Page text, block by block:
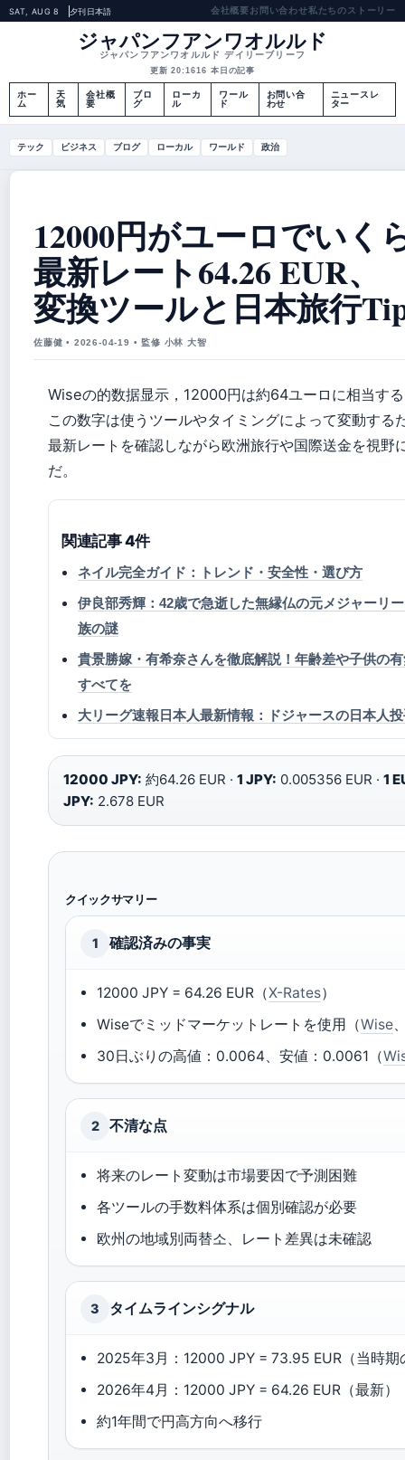
SAT, AUG 8 夕刊日本語 会社概要お問い合わせ私たちのストーリー
ジャパンフアンワオルルド
ジャパンフアンワオルルド デイリーブリーフ
更新 20:1616 本日の記事
ホー
ム
天
気
会社概
要
ブロ
グ
ローカ
ル
ワール
ド
お問い合
わせ
ニュースレ
ター
テック ビジネス ブログ ローカル ワールド 政治
12000円がユーロでいく
最新レート64.26 EUR、
変換ツールと日本旅行
佐藤健 • 2026-04-19 • 監修 小林 大智
Wiseの的数据显示，12000円は約64ユーロに相当す
この数字は使うツールやタイミングによって変動する
最新レートを確認しながら欧洲旅行や国際送金を視
だ。
関連記事 4件
ネイル完全ガイド：トレンド・安全性・選び方
伊良部秀輝：42歳で急逝した無縁仏の元メジャーリ
族の謎
貴景勝嫁・有希奈さんを徹底解説！年齢差や子供の
すべてを
大リーグ速報日本人最新情報：ドジャースの日本人
12000 JPY: 約64.26 EUR · 1 JPY: 0.005356 EUR · 1
JPY: 2.678 EUR
クイックサマリー
1 確認済みの事実
12000 JPY = 64.26 EUR（X-Rates）
Wiseでミッドマーケットレートを使用（Wise
30日ぶりの高値：0.0064、安値：0.0061（
2 不清な点
将来のレート変動は市場要因で予測困難
各ツールの手数料体系は個別確認が必要
欧州の地域別両替소、レート差異は未確認
3 タイムラインシグナル
2025年3月：12000 JPY = 73.95 EUR（当時期
2026年4月：12000 JPY = 64.26 EUR（最新）
約1年間で円高方向へ移行